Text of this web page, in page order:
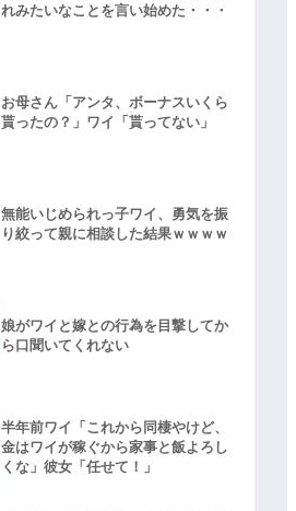
れみたいなことを言い始めた・・・
お母さん「アンタ、ボーナスいくら
貰ったの？」ワイ「貰ってない」
無能いじめられっ子ワイ、勇気を振
り絞って親に相談した結果ｗｗｗｗ
娘がワイと嫁との行為を目撃してか
ら口聞いてくれない
半年前ワイ「これから同棲やけど、
金はワイが稼ぐから家事と飯よろし
くな」彼女「任せて！」